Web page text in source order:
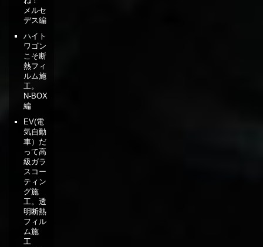
メルセ
デス編
ハイト
ワゴン
こそ断
熱フィ
ルム施
工。
N-BOX
編
EV(電
気自動
車）だ
って高
級ガラ
スコー
ティン
グ施
工。透
明断熱
フィル
ム施
工